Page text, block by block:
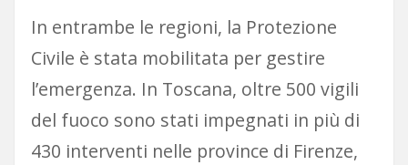
In entrambe le regioni, la Protezione
Civile è stata mobilitata per gestire
l’emergenza. In Toscana, oltre 500 vigili
del fuoco sono stati impegnati in più di
430 interventi nelle province di Firenze,